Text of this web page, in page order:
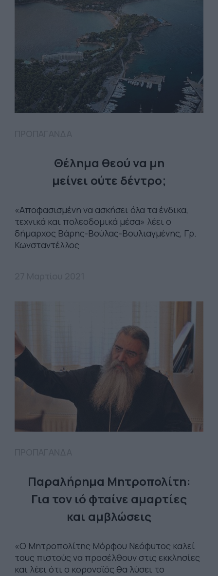
Θέλημα θεού να μη
μείνει ούτε δέντρο;
«Αποφασισμένη να ασκήσει όλα τα ένδικα,
τεχνικά και πολεοδομικά μέσα» λέει ο
δήμαρχος Βάρης-Βούλας-Βουλιαγμένης, Γρ.
Κωνσταντέλλος
Παραλήρημα Μητροπολίτη:
Για τον ιό φταίνε αμαρτίες
και αμβλώσεις
«Ο Μητροπολίτης Μόρφου Νεόφυτος καλεί
τους πιστούς να προσέλθουν στις εκκλησίες
και λέει ότι ο κορονοϊός θα λύσει το